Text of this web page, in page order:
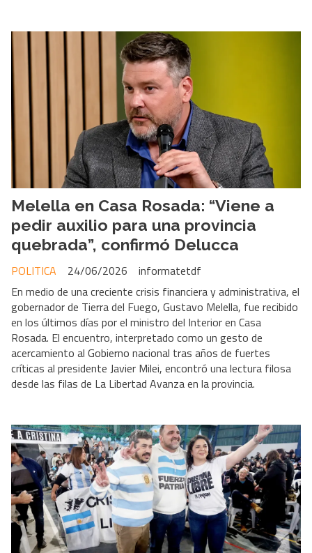
Melella en Casa Rosada: “Viene a
pedir auxilio para una provincia
quebrada”, confirmó Delucca
informatetdf
POLITICA
24/06/2026
En medio de una creciente crisis financiera y administrativa, el
gobernador de Tierra del Fuego, Gustavo Melella, fue recibido
en los últimos días por el ministro del Interior en Casa
Rosada. El encuentro, interpretado como un gesto de
acercamiento al Gobierno nacional tras años de fuertes
críticas al presidente Javier Milei, encontró una lectura filosa
desde las filas de La Libertad Avanza en la provincia.